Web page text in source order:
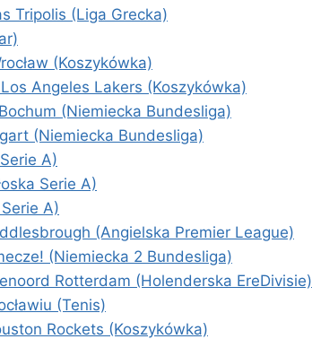
Tripolis (Liga Grecka)
(Koszykówka)
Angeles Lakers (Koszykówka)
(Niemiecka Bundesliga)
(Niemiecka Bundesliga)
A)
Serie A)
A)
(Angielska Premier League)
(Niemiecka 2 Bundesliga)
Rotterdam (Holenderska EreDivisie)
(Tenis)
Rockets (Koszykówka)